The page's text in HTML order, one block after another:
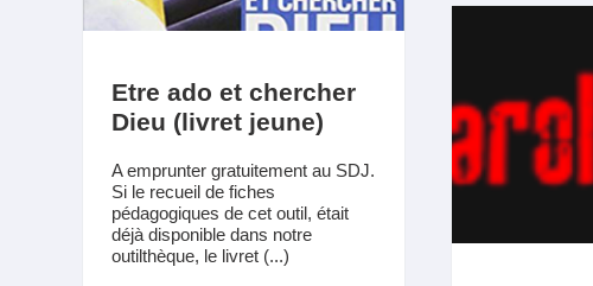
Etre ado et chercher
Dieu (livret jeune)
A emprunter gratuitement au SDJ.
Si le recueil de fiches
pédagogiques de cet outil, était
déjà disponible dans notre
outilthèque, le livret (...)